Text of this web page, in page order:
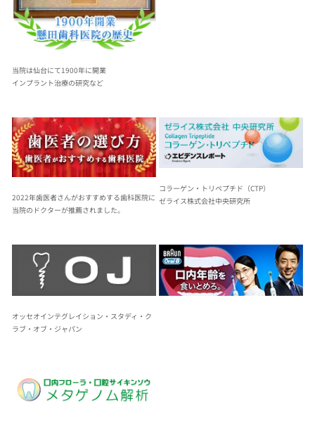
当院は仙台にて1900年に開業
インプラント治療の研究など
2022年歯医者さんがおすすめする歯科医院に
当院のドクターが推薦されました。
コラーゲン・トリペプチド（CTP）
ゼライス株式会社中央研究所
オッセオインテグレイション・スタディ・ク
ラブ・オブ・ジャパン